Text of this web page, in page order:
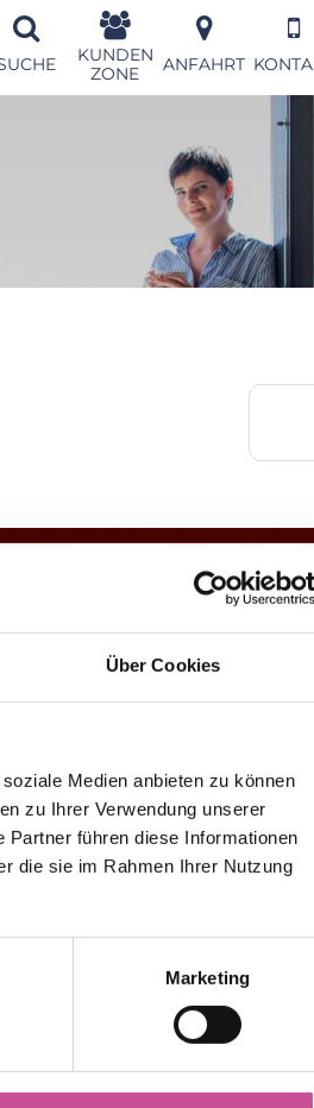
Über Cookies
Medien anbieten zu können
zu Ihrer Verwendung unserer
führen diese Informationen
die sie im Rahmen Ihrer Nutzung
Marketing
ANFAHRT
KUNDEN
ZONE